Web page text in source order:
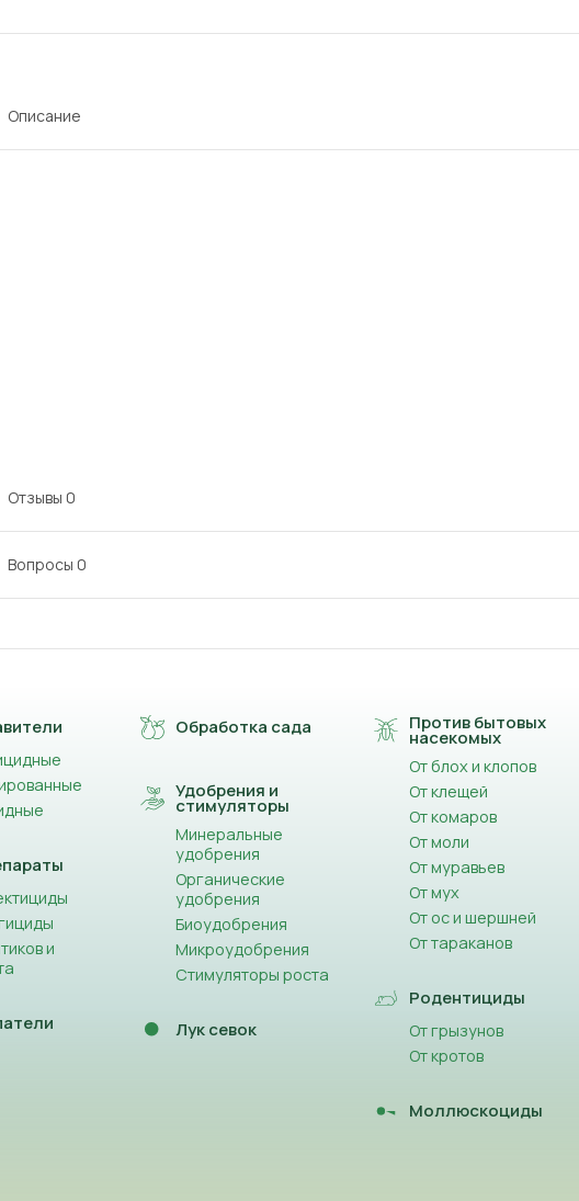
Описание
Отзывы 0
Вопросы 0
и
Обработка сада
Удобрения и
стимуляторы
Минеральные
удобрения
Органические
удобрения
Биоудобрения
Микроудобрения
Стимуляторы роста
Лук севок
Против бытовых
насекомых
От блох и клопов
От клещей
От комаров
От моли
От муравьев
От мух
От ос и шершней
От тараканов
Родентициды
От грызунов
От кротов
Моллюскоциды